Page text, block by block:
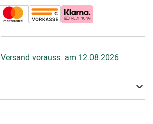
Versand vorauss. am 12.08.2026